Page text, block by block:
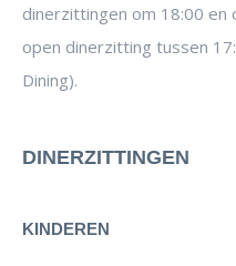
dinerzittingen om 18:00 en
open dinerzitting tussen
Dining).
DINERZITTINGEN
KINDEREN